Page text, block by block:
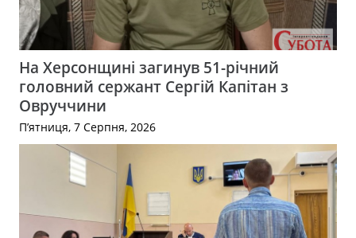
На Херсонщині загинув 51-річний
головний сержант Сергій Капітан з
Овруччини
П’ятниця, 7 Серпня, 2026